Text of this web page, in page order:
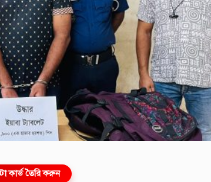
কার্ড তৈরি করুন